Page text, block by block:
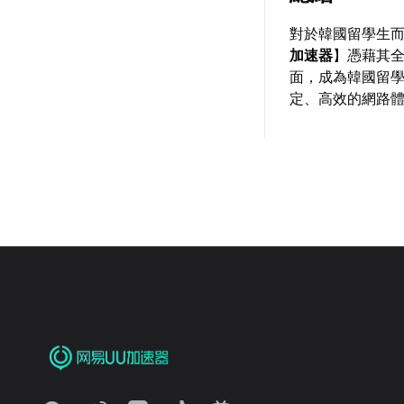
對於韓國留學生
加速器】憑藉其
面，成為韓國留
定、高效的網路